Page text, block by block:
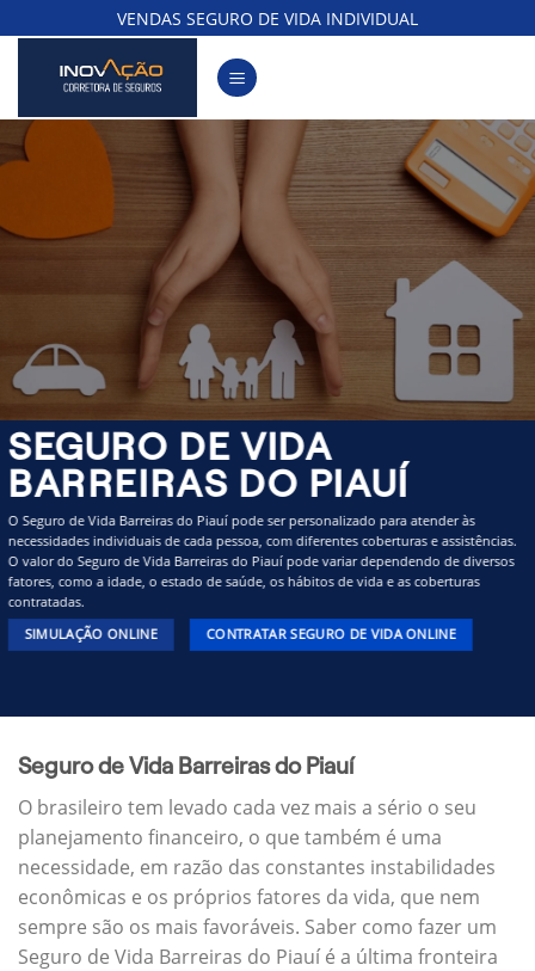
to
content
VENDAS SEGURO DE VIDA INDIVIDUAL
SEGURO DE VIDA
BARREIRAS DO PIAUÍ
O Seguro de Vida Barreiras do Piauí pode ser personalizado para atender às
necessidades individuais de cada pessoa, com diferentes coberturas e assistências.
O valor do Seguro de Vida Barreiras do Piauí pode variar dependendo de diversos
fatores, como a idade, o estado de saúde, os hábitos de vida e as coberturas
contratadas.
SIMULAÇÃO ONLINE CONTRATAR SEGURO DE VIDA ONLINE
Seguro de Vida Barreiras do Piauí
O brasileiro tem levado cada vez mais a sério o seu
planejamento financeiro, o que também é uma
necessidade, em razão das constantes instabilidades
econômicas e os próprios fatores da vida, que nem
sempre são os mais favoráveis. Saber como fazer um
Seguro de Vida Barreiras do Piauí é a última fronteira